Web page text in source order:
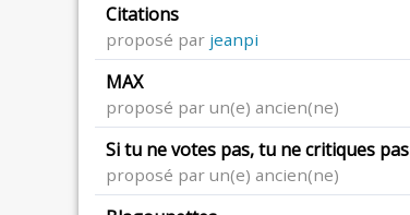
Citations
proposé par jeanpi
MAX
proposé par un(e) ancien(ne)
Si tu ne votes pas, tu ne critiques pas
proposé par un(e) ancien(ne)